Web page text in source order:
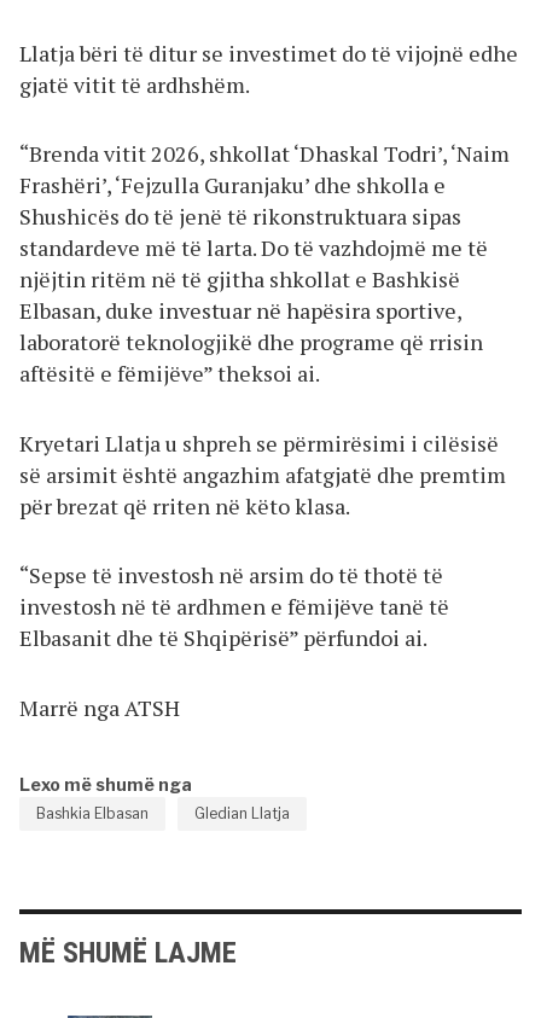
Llatja bëri të ditur se investimet do të vijojnë edhe
gjatë vitit të ardhshëm.
“Brenda vitit 2026, shkollat ‘Dhaskal Todri’, ‘Naim
Frashëri’, ‘Fejzulla Guranjaku’ dhe shkolla e
Shushicës do të jenë të rikonstruktuara sipas
standardeve më të larta. Do të vazhdojmë me të
njëjtin ritëm në të gjitha shkollat e Bashkisë
Elbasan, duke investuar në hapësira sportive,
laboratorë teknologjikë dhe programe që rrisin
aftësitë e fëmijëve” theksoi ai.
Kryetari Llatja u shpreh se përmirësimi i cilësisë
së arsimit është angazhim afatgjatë dhe premtim
për brezat që rriten në këto klasa.
“Sepse të investosh në arsim do të thotë të
investosh në të ardhmen e fëmijëve tanë të
Elbasanit dhe të Shqipërisë” përfundoi ai.
Marrë nga ATSH
Lexo më shumë nga
Bashkia Elbasan Gledian Llatja
MË SHUMË LAJME